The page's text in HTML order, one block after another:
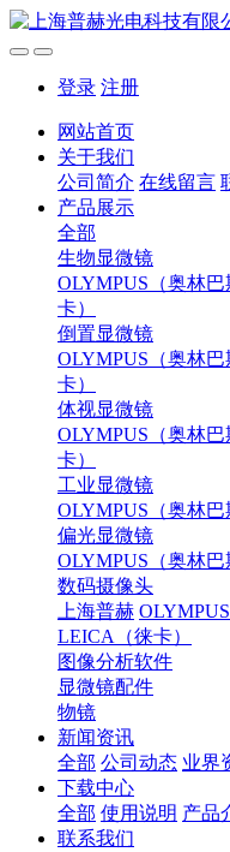
登录 注册
网站首页
关于我们
公司简介 在线留言
产品展示
全部
生物显微镜
OLYMPUS（奥林巴
卡）
倒置显微镜
OLYMPUS（奥林巴
卡）
体视显微镜
OLYMPUS（奥林巴
卡）
工业显微镜
OLYMPUS（奥林巴
偏光显微镜
OLYMPUS（奥林巴
数码摄像头
上海普赫
LEICA（徕卡）
图像分析软件
显微镜配件
物镜
新闻资讯
全部 公司动态 业界
下载中心
全部 使用说明 产品
联系我们